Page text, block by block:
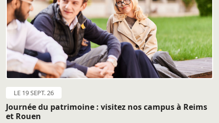
LE 19 SEPT. 26
Journée du patrimoine : visitez nos campus à Reims
et Rouen